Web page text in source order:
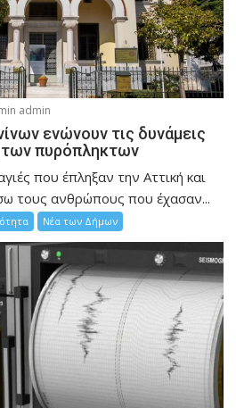
admin
ενώνουν τις δυνάμεις
των πυρόπληκτων
που έπληξαν την Αττική και
τους ανθρώπους που έχασαν...
Νέα των Δήμων